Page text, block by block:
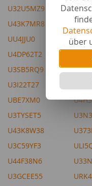
über
U32U5MZ9
U43K7MR8
UU4JJU0
U4DP62T2
U3SB5RQ9
U3I22T27
UBE7XM0
U3TYSET5
U43K8W38
U3C59YF3
U44F38N6
U3GCEE55